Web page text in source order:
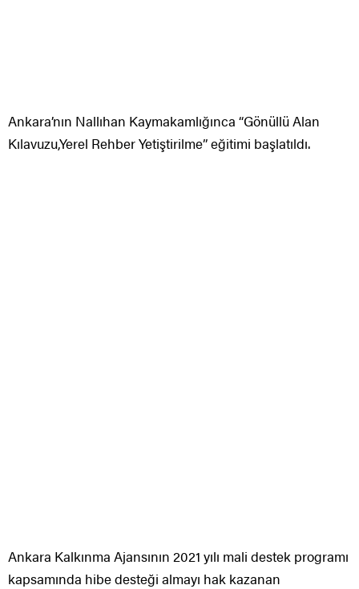
Ankara’nın Nallıhan Kaymakamlığınca “Gönüllü Alan
Kılavuzu,Yerel Rehber Yetiştirilme” eğitimi başlatıldı.
Ankara Kalkınma Ajansının 2021 yılı mali destek programı
kapsamında hibe desteği almayı hak kazanan